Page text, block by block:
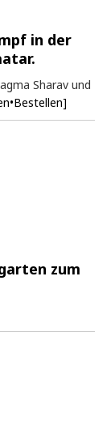
in der
Sharav und
zum